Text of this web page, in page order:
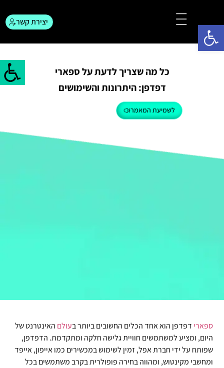
יצירת קשר
כל מה שצריך לדעת על ספארי
דפדפן: היתרונות והשימושים
לשמיעת המאמר
ספארי דפדפן הוא אחד הכלים החשובים ביותר בעולם האינטרנט של
היום, ומציע למשתמשים חוויית גלישה חלקה ומתקדמת. הדפדפן,
שפותח על ידי חברת אפל, זמין לשימוש במכשירים כמו אייפון, אייפד
ומחשבי מקינטוש, ומהווה בחירה פופולרית בקרב משתמשים בכל
פתח סרגל נגישות